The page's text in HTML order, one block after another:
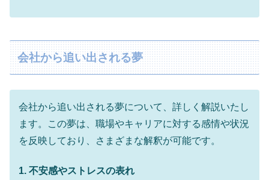
会社から追い出される夢
会社から追い出される夢について、詳しく解説いたし
ます。この夢は、職場やキャリアに対する感情や状況
を反映しており、さまざまな解釈が可能です。
1. 不安感やストレスの表れ